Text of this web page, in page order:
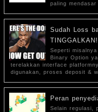
paling
Sudah Loss
Seperti
Binary Option
terelakkan interface
digunakan, proses deposit &
Peran
Selain regulasi,